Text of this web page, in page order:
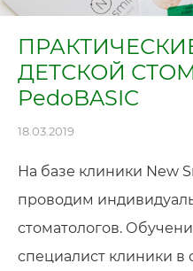
ДЕТСКОЙ
PedoBASIC
18.03.2019
На базе клиники New
проводим
стоматологов.
специалист клиники в